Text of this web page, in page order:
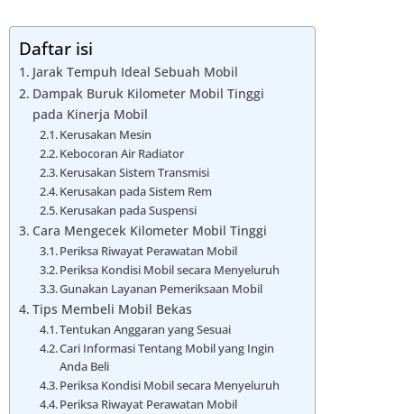
Daftar isi
Jarak Tempuh Ideal Sebuah Mobil
Dampak Buruk Kilometer Mobil Tinggi
pada Kinerja Mobil
Kerusakan Mesin
Kebocoran Air Radiator
Kerusakan Sistem Transmisi
Kerusakan pada Sistem Rem
Kerusakan pada Suspensi
Cara Mengecek Kilometer Mobil Tinggi
Periksa Riwayat Perawatan Mobil
Periksa Kondisi Mobil secara Menyeluruh
Gunakan Layanan Pemeriksaan Mobil
Tips Membeli Mobil Bekas
Tentukan Anggaran yang Sesuai
Cari Informasi Tentang Mobil yang Ingin
Anda Beli
Periksa Kondisi Mobil secara Menyeluruh
Periksa Riwayat Perawatan Mobil